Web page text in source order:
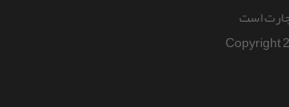
است
Copyright